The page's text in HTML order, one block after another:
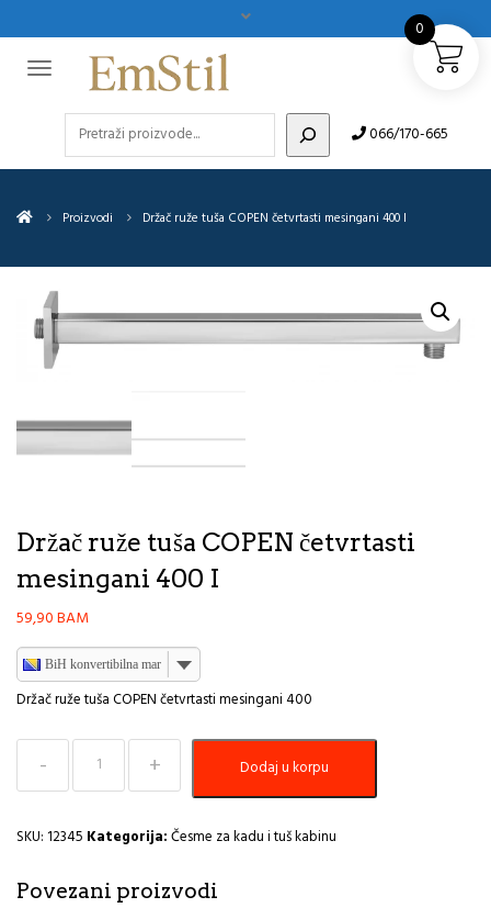
066/170-665
Proizvodi Držač ruže tuša COPEN četvrtasti mesingani 400 I
Držač ruže tuša COPEN četvrtasti
mesingani 400 I
59,90BAM
BiH konvertibilna marka
Držač ruže tuša COPEN četvrtasti mesingani 400
ruže
tuša
četvrtasti
I
Dodaj u korpu
SKU: 12345 Kategorija:Česme za kadu i tuš kabinu
Povezani proizvodi
0